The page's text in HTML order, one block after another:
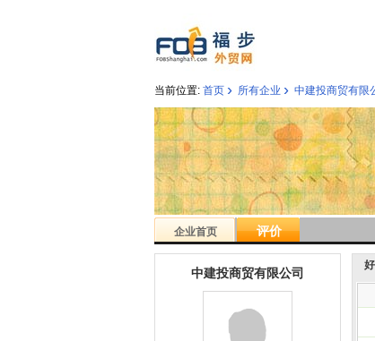
当前位置: 首页 › 所有企业 › 中建投商贸有限
企业首页 评价
中建投商贸有限公司